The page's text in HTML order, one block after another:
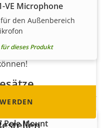
VE Microphone
den Außenbereich
dieses Produkt
Pole Mount
Distributor,
Unsere
Ländern der Welt
Sie einer von ihnen